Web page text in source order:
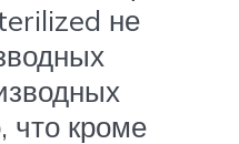
не
что кроме